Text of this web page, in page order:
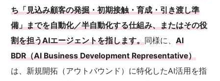
ち「見込み顧客の発掘・初期接触・育成・引き渡し準
備」までを自動化／半自動化する仕組み、またはその役
割を担うAIエージェントを指します。同様に、AI
BDR（AI Business Development Representative）
は、新規開拓（アウトバウンド）に特化したAI活用を指